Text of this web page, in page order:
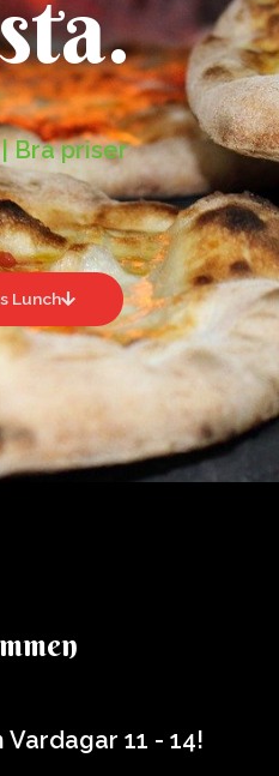
Bra priser
Lunch
11 - 14!